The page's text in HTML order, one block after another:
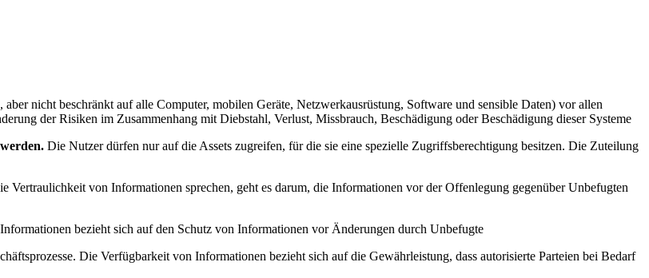
aber nicht beschränkt auf alle Computer, mobilen Geräte, Netzwerkausrüstung, Software und sensible Daten) vor allen
der Risiken im Zusammenhang mit Diebstahl, Verlust, Missbrauch, Beschädigung oder Beschädigung dieser Systeme
Die Nutzer dürfen nur auf die Assets zugreifen, für die sie eine spezielle Zugriffsberechtigung besitzen. Die Zuteilung
Vertraulichkeit von Informationen sprechen, geht es darum, die Informationen vor der Offenlegung gegenüber Unbefugten
bezieht sich auf den Schutz von Informationen vor Änderungen durch Unbefugte
Die Verfügbarkeit von Informationen bezieht sich auf die Gewährleistung, dass autorisierte Parteien bei Bedarf